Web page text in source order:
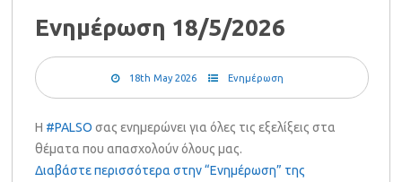
Ενημέρωση 18/5/2026
18th May 2026 Ενημέρωση
Η #PALSO σας ενημερώνει για όλες τις εξελίξεις στα
θέματα που απασχολούν όλους μας.
Διαβάστε περισσότερα στην “Ενημέρωση” της